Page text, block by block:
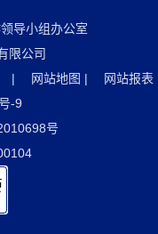
导小组办公室
限公司
| 网站地图 |
网站报表
-9
号